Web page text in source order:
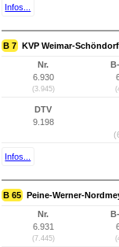
Infos...
B 7 KVP Weimar-
Nr.
6.930
(3.945)
DTV
9.198
Infos...
B 65 Peine-Werner-
Nr.
6.931
(7.445)